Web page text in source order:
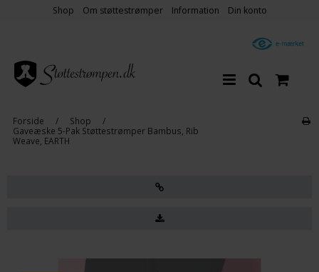
Shop Om støttestrømper Information Din konto
Forside / Shop
/
Gaveæske 5-Pak Støttestrømper Bambus, Rib
Weave, EARTH